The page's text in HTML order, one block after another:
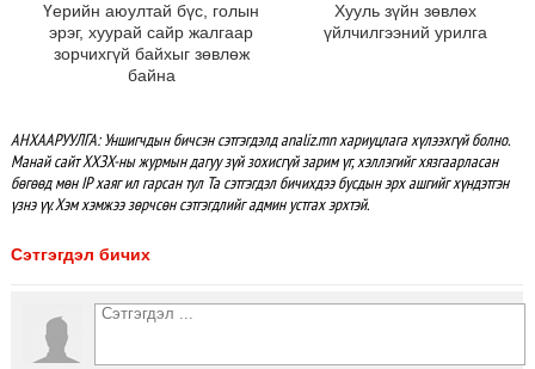
Үерийн аюултай бүс, голын
эрэг, хуурай сайр жалгаар
зорчихгүй байхыг зөвлөж
байна
Хууль зүйн зөвлөх
үйлчилгээний урилга
АНХААРУУЛГА: Уншигчдын бичсэн сэтгэгдэлд analiz.mn хариуцлага хүлээхгүй болно.
Манай сайт ХХЗХ-ны журмын дагуу зүй зохисгүй зарим үг, хэллэгийг хязгаарласан
бөгөөд мөн IP хаяг ил гарсан тул Та сэтгэгдэл бичихдээ бусдын эрх ашгийг хүндэтгэн
үзнэ үү. Хэм хэмжээ зөрчсөн сэтгэгдлийг админ устгах эрхтэй.
Сэтгэгдэл бичих